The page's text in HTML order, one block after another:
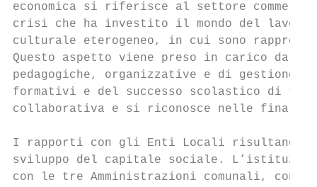
economica si riferisce al settore
crisi che ha investito il mondo del lavoro.
culturale eterogeneo, in cui sono
Questo aspetto viene preso in carico
pedagogiche, organizzative e di
formativi e del successo scolastico di
collaborativa e si riconosce nelle
I rapporti con gli Enti Locali risultano
sviluppo del capitale sociale.
con le tre Amministrazioni comunali,